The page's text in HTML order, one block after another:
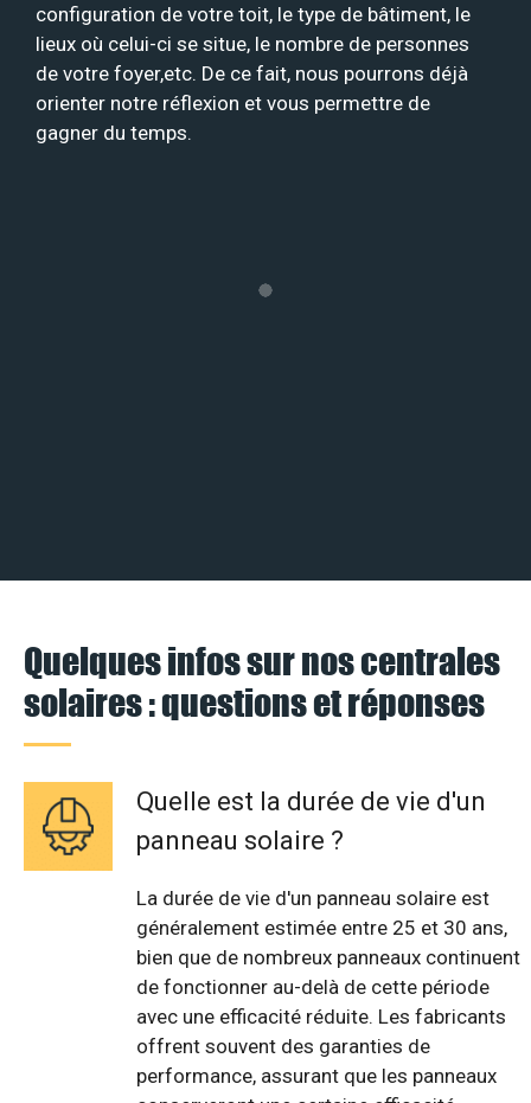
configuration de votre toit, le type de bâtiment, le
lieux où celui-ci se situe, le nombre de personnes
de votre foyer,etc. De ce fait, nous pourrons déjà
orienter notre réflexion et vous permettre de
gagner du temps.
Quelques infos sur nos centrales
solaires : questions et réponses
Quelle est la durée de vie d'un
panneau solaire ?
La durée de vie d'un panneau solaire est
généralement estimée entre 25 et 30 ans,
bien que de nombreux panneaux continuent
de fonctionner au-delà de cette période
avec une efficacité réduite. Les fabricants
offrent souvent des garanties de
performance, assurant que les panneaux